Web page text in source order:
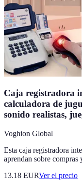
Caja registradora
calculadora de
sonido realistas,
Voghion Global
Esta caja registradora
aprendan sobre compras
13.18 EURVer el precio